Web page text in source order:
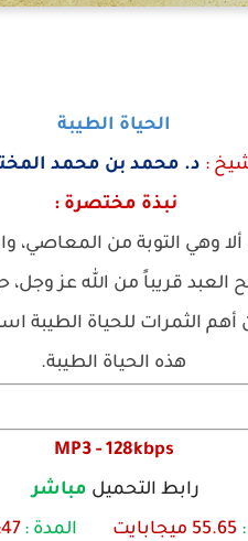
الحياة الطيبة
: د. محمد بن محمد
نبذة مختصرة :
ألا وهي التوبة من
قريباً من الله عز
الثمرات للحياة الطيبة
هذه الحياة الطيبة.
MP3 - 128kbps
رابط التحميل مباشر
:
55.65 ميجابايت المدة :